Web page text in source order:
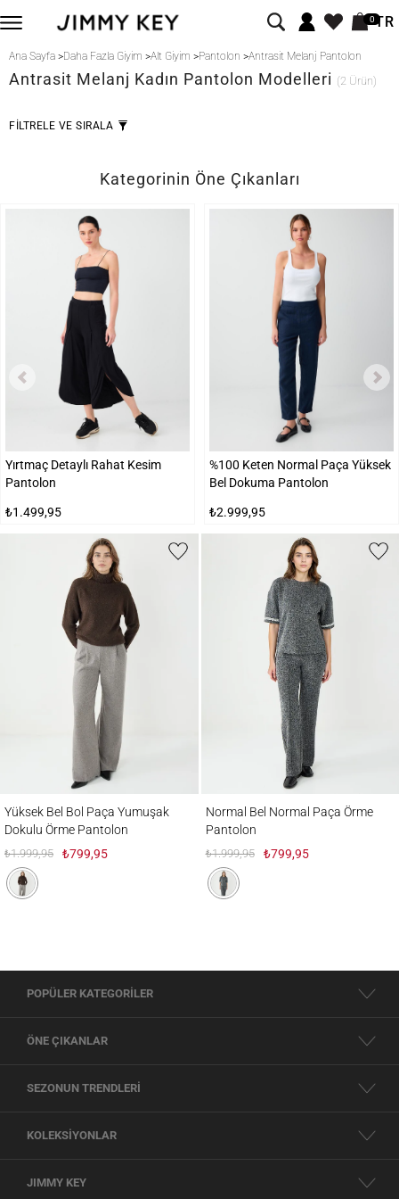
0TR
Ana Sayfa >Daha Fazla Giyim >Alt Giyim >Pantolon >Antrasit Melanj Pantolon
Antrasit Melanj Kadın Pantolon Modelleri (2 Ürün)
FİLTRELE VE SIRALA
Kategorinin Öne Çıkanları
Yırtmaç Detaylı Rahat Kesim
Pantolon
₺1.499,95
%100 Keten Normal Paça Yüksek
Bel Dokuma Pantolon
₺2.999,95
Yüksek Bel Bol Paça Yumuşak
Dokulu Örme Pantolon
₺1.999,95 ₺799,95
Normal Bel Normal Paça Örme
Pantolon
₺1.999,95 ₺799,95
POPÜLER KATEGORİLER
ÖNE ÇIKANLAR
SEZONUN TRENDLERİ
KOLEKSİYONLAR
JIMMY KEY